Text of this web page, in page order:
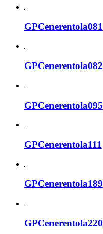
GPCenerentola081
GPCenerentola082
GPCenerentola095
GPCenerentola111
GPCenerentola189
GPCenerentola220